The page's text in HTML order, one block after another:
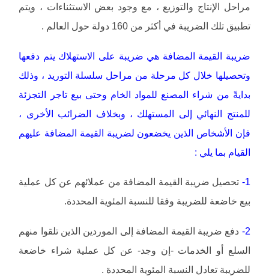
مراحل الإنتاج والتوزيع ، مع وجود بعض الاستثناءات ، ويتم
تطبيق تلك الضريبة في أكثر من 160 دولة حول العالم .
ضريبة القيمة المضافة هي ضريبة على الاستهلاك يتم دفعها
وتحصيلها خلال كل مرحلة من مراحل سلسلة التوريد ، وذلك
بدايةً من شراء المصنع للمواد الخام وحتى بيع تاجر التجزئة
للمنتج النهائي إلى المستهلك ، وبخلاف الضرائب الأخرى ،
فإن الأشخاص الذين يخضعون لضريبة القيمة المضافة عليهم
القيام بما يلي :
1- تحصيل ضريبة القيمة المضافة من عملائهم عن كل عملية
بيع خاضعة للضريبة وفقا للنسبة المئوية المحددة.
2- دفع ضريبة القيمة المضافة إلى الموردين الذين تلقوا منهم
السلع أو الخدمات -إن وجد- عن كل عملية شراء خاضعة
للضريبة تعادل النسبة المئوية المحددة .